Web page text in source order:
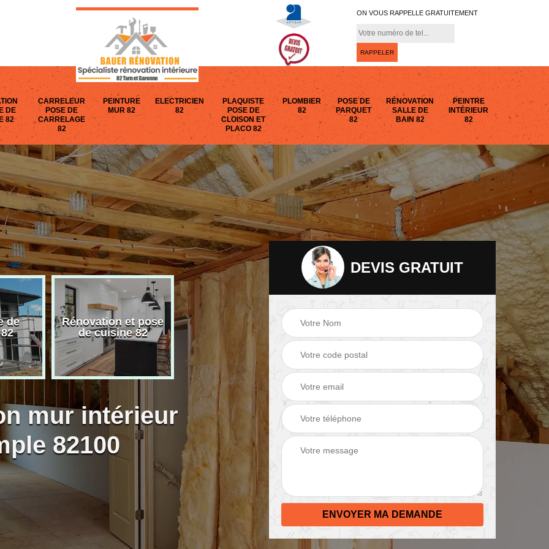
ON VOUS RAPPELLE GRATUITEMENT
DE
82
CARRELEUR
POSE DE
CARRELAGE
82
PEINTURE
MUR 82
ELECTRICIEN
82
PLAQUISTE
POSE DE
CLOISON ET
PLACO 82
PLOMBIER
82
POSE DE
PARQUET
82
RÉNOVATION
SALLE DE
BAIN 82
PEINTRE
INTÉRIEUR
82
de
Rénovation et pose
de cuisine 82
Carreleur pose de
carrelage 82
Peinture mur 82 Electricien 82
mur intérieur
82100
DEVIS GRATUIT